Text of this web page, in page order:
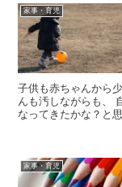
家事・育児
子供も赤ちゃんから少し大きくなり
んも汚しながらも、 自分で食べてくれるようになったりして、 楽に
なってきたかな？と思ったら、 『魔の2歳児』
家事・育児